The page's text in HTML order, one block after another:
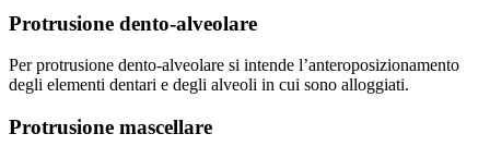
Protrusione dento-alveolare
Per protrusione dento-alveolare si intende l’anteroposizionamento
degli elementi dentari e degli alveoli in cui sono alloggiati.
Protrusione mascellare